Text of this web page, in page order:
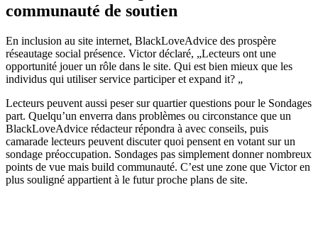
communauté de soutien
En inclusion au site internet, BlackLoveAdvice des prospère
réseautage social présence. Victor déclaré, „Lecteurs ont une
opportunité jouer un rôle dans le site. Qui est bien mieux que les
individus qui utiliser service participer et expand it? „
Lecteurs peuvent aussi peser sur quartier questions pour le Sondages
part. Quelqu’un enverra dans problèmes ou circonstance que un
BlackLoveAdvice rédacteur répondra à avec conseils, puis
camarade lecteurs peuvent discuter quoi pensent en votant sur un
sondage préoccupation. Sondages pas simplement donner nombreux
points de vue mais build communauté. C’est une zone que Victor en
plus souligné appartient à le futur proche plans de site.